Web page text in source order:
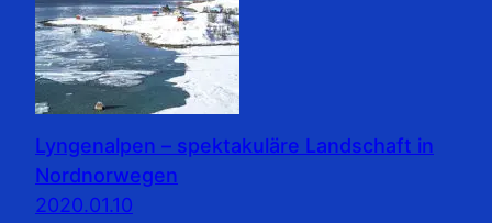
Lyngenalpen – spektakuläre Landschaft in
Nordnorwegen
2020.01.10